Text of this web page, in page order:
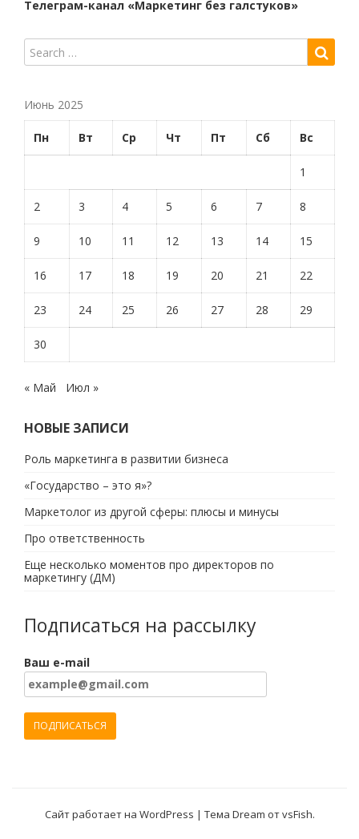
Телеграм-канал «Маркетинг без галстуков»
Июнь 2025
Пн Вт Ср Чт Пт Сб Вс
1
2 3 4 5 6 7 8
9 10 11 12 13 14 15
16 17 18 19 20 21 22
23 24 25 26 27 28 29
30
« Май Июл »
НОВЫЕ ЗАПИСИ
Роль маркетинга в развитии бизнеса
«Государство – это я»?
Маркетолог из другой сферы: плюсы и минусы
Про ответственность
Еще несколько моментов про директоров по
маркетингу (ДМ)
Подписаться на рассылку
Ваш e-mail
Сайт работает на WordPress | Тема Dream отvsFish.